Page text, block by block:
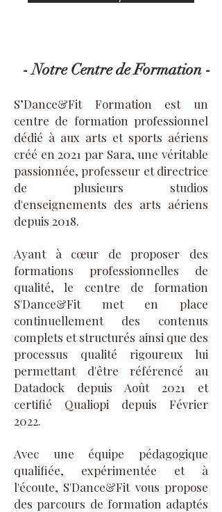
- Notre Centre de Formation -
S’Dance&Fit Formation est un
centre de formation professionnel
dédié à aux arts et sports aériens
créé en 2021 par Sara, une véritable
passionnée, professeur et directrice
de plusieurs studios
d'enseignements des arts aériens
depuis 2018.
Ayant à cœur de proposer des
formations professionnelles de
qualité, le centre de formation
S'Dance&Fit met en place
continuellement des contenus
complets et structurés ainsi que des
processus qualité rigoureux lui
permettant d'être référencé au
Datadock depuis Août 2021 et
certifié Qualiopi depuis Février
2022.
Avec une équipe pédagogique
qualifiée, expérimentée et à
l'écoute, S'Dance&Fit vous propose
des parcours de formation adaptés